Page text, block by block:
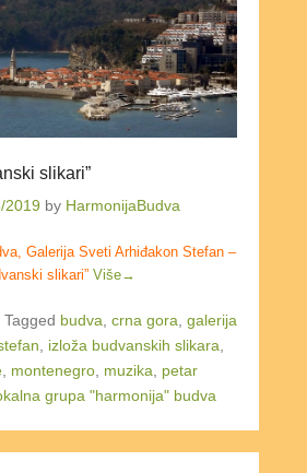
slikari”
2019 by HarmonijaBudva
Galerija Sveti Arhiđakon Stefan –
slikari” Više→
Tagged budva crna gora galerija
izloža budvanskih slikara
montenegro muzika
petar
grupa "harmonija" budva